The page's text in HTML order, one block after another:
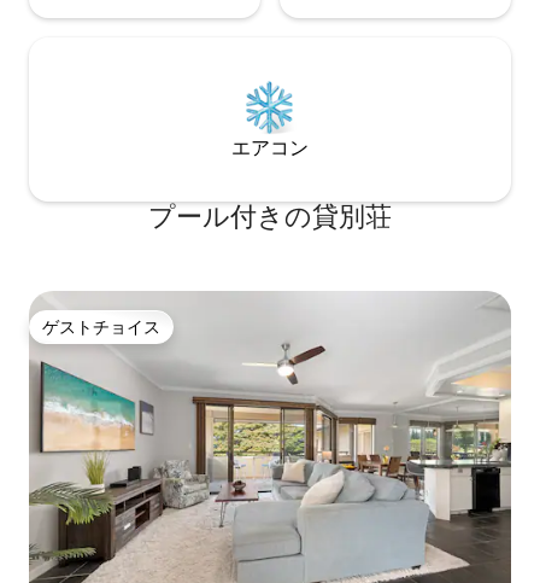
エアコン
プール付きの貸別荘
ゲストチョイス
ゲストチョイス